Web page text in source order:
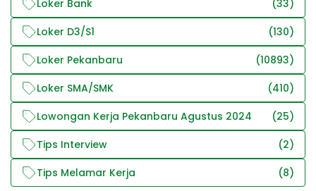
Loker Bank
(33)
Loker D3/S1
(130)
Loker Pekanbaru
(10893)
Loker SMA/SMK
(410)
Lowongan Kerja Pekanbaru Agustus 2024
(25)
Tips Interview
(2)
Tips Melamar Kerja
(8)